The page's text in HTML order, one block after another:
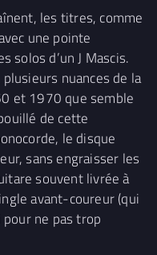
les titres, comme
une pointe
solos d’un J Mascis.
nuances de la
et 1970 que semble
de cette
le disque
sans engraisser les
souvent livrée à
avant-coureur (qui
ne pas trop